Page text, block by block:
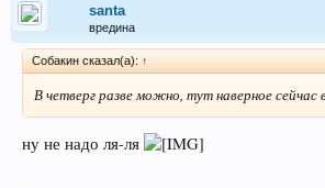
santa
вредина
Собакин сказал(а): ↑
В четверг разве можно, тут наверное сейчас
ну не надо ля-ля